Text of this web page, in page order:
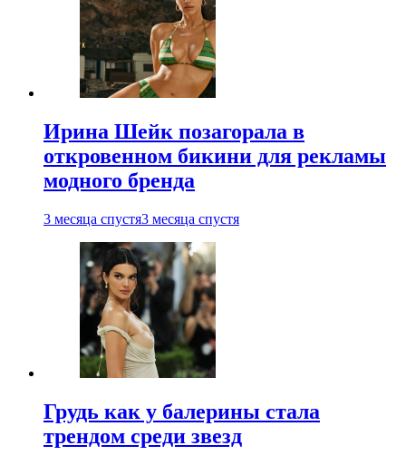
Ирина Шейк позагорала в
откровенном бикини для рекламы
модного бренда
3 месяца спустя3 месяца спустя
Грудь как у балерины стала
трендом среди звезд